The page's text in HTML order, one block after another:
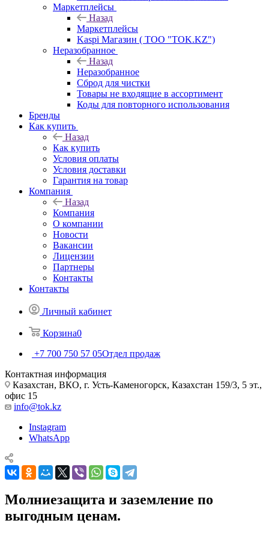
Маркетплейсы
Назад
Маркетплейсы
Kaspi Магазин ( ТОО "TOK.KZ")
Неразобранное
Назад
Неразобранное
Сброд для чистки
Товары не входящие в ассортимент
Коды для повторного использования
Бренды
Как купить
Назад
Как купить
Условия оплаты
Условия доставки
Гарантия на товар
Компания
Назад
Компания
О компании
Новости
Вакансии
Лицензии
Партнеры
Контакты
Контакты
Личный кабинет
Корзина0
+7 700 750 57 05Отдел продаж
Контактная информация
Казахстан, ВКО, г. Усть-Каменогорск, Казахстан 159/3, 5 эт.,
офис 15
info@tok.kz
Instagram
WhatsApp
Молниезащита и заземление по
выгодным ценам.